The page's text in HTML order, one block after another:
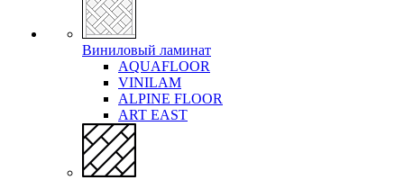
Виниловый ламинат
AQUAFLOOR
VINILAM
ALPINE FLOOR
ART EAST